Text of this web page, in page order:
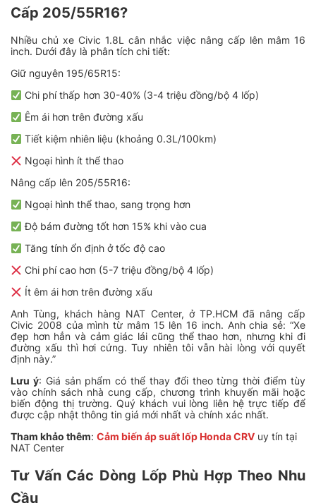
Cấp 205/55R16?
Nhiều chủ xe Civic 1.8L cân nhắc việc nâng cấp lên mâm 16
inch. Dưới đây là phân tích chi tiết:
Giữ nguyên 195/65R15:
Chi phí thấp hơn 30-40% (3-4 triệu đồng/bộ 4 lốp)
Êm ái hơn trên đường xấu
Tiết kiệm nhiên liệu (khoảng 0.3L/100km)
Ngoại hình ít thể thao
Nâng cấp lên 205/55R16:
Ngoại hình thể thao, sang trọng hơn
Độ bám đường tốt hơn 15% khi vào cua
Tăng tính ổn định ở tốc độ cao
Chi phí cao hơn (5-7 triệu đồng/bộ 4 lốp)
Ít êm ái hơn trên đường xấu
Anh Tùng, khách hàng NAT Center, ở TP.HCM đã nâng cấp
Civic 2008 của mình từ mâm 15 lên 16 inch. Anh chia sẻ: “Xe
đẹp hơn hẳn và cảm giác lái cũng thể thao hơn, nhưng khi đi
đường xấu thì hơi cứng. Tuy nhiên tôi vẫn hài lòng với quyết
định này.”
Lưu ý: Giá sản phẩm có thể thay đổi theo từng thời điểm tùy
vào chính sách nhà cung cấp, chương trình khuyến mãi hoặc
biến động thị trường. Quý khách vui lòng liên hệ trực tiếp để
được cập nhật thông tin giá mới nhất và chính xác nhất.
Tham khảo thêm: Cảm biến áp suất lốp Honda CRV uy tín tại
NAT Center
Tư Vấn Các Dòng Lốp Phù Hợp Theo Nhu
Cầu